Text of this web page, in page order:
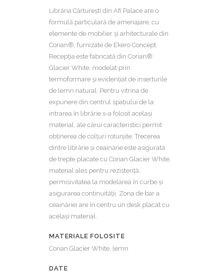
Librăria Cărturești din Afi Palace are o
formulă particulară de amenajare, cu
elemente de mobilier și arhitecturale din
Corian®, furnizate de Ekero Concept.
Recepția este fabricată din Corian®
Glacier White, modelat prin
termoformare și evidențiat de inserturile
de lemn natural. Pentru vitrina de
expunere din centrul spațiului de la
intrarea în librărie s-a folosit același
material, ale cărui caracteristici permit
obținerea de colțuri rotunjite. Trecerea
dintre librărie și ceainărie este asigurată
de trepte placate cu Corian Glacier White,
material ales pentru rezistență,
permisivitatea la modelarea în curbe și
asigurarea continuității. Zona de bar a
ceainăriei are în centru un desk placat cu
același material.
MATERIALE FOLOSITE
Corian Glacier White, lemn
DATE